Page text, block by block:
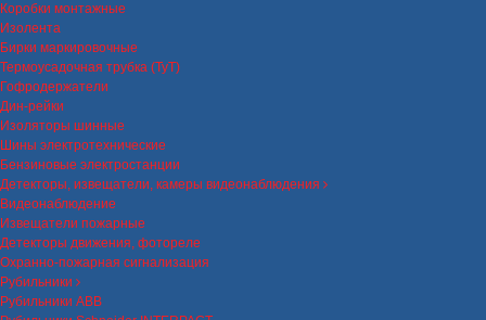
Коробки монтажные
Изолента
Бирки маркировочные
Термоусадочная трубка (ТуТ)
Гофродержатели
Дин-рейки
Изоляторы шинные
Шины электротехнические
Бензиновые электростанции
Детекторы, извещатели, камеры видеонаблюдения
Видеонаблюдение
Извещатели пожарные
Детекторы движения, фотореле
Охранно-пожарная сигнализация
Рубильники
Рубильники ABB